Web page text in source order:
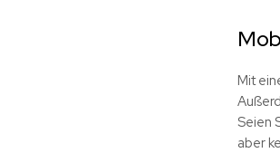
Mit
Seien
aber